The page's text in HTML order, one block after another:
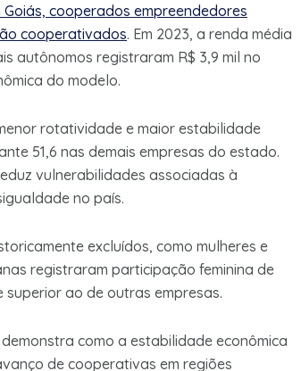
cooperados empreendedores
cooperativados. Em 2023, a renda média
autônomos registraram R$ 3,9 mil no
do modelo.
rotatividade e maior estabilidade
51,6 nas demais empresas do estado.
vulnerabilidades associadas à
no país.
excluídos, como mulheres e
registraram participação feminina de
superior ao de outras empresas.
como a estabilidade econômica
de cooperativas em regiões